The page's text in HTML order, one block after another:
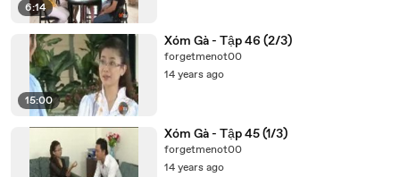
6:14
15:00
Xóm Gà - Tập 46 (2/3)
forgetmenot00
14 years ago
Xóm Gà - Tập 45 (1/3)
forgetmenot00
14 years ago